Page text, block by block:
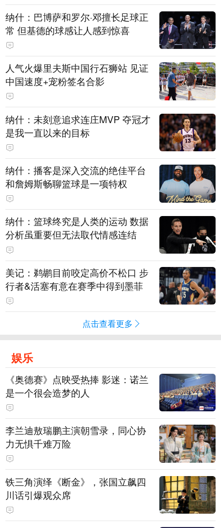
纳什：巴博萨和罗尔·邓擅长足球正
常 但基德的球感让人感到惊喜
人气火爆里夫斯中国行石狮站 见证
中国速度+宠粉签名合影
纳什：未刻意追求连庄MVP 夺冠才
是我一直以来的目标
纳什：播客是深入交流的绝佳平台
和詹姆斯畅聊篮球是一项特权
纳什：篮球终究是人类的运动 数据
分析虽重要但无法取代情感连结
美记：鹈鹕目前咬定高价不松口 步
行者&活塞有意在赛季中得到墨菲
点击查看更多
娱乐
《奥德赛》点映受热捧 影迷：诺兰
是一个很会造梦的人
李兰迪敖瑞鹏主演朝雪录，同心协
力无惧千难万险
铁三角演绎《断金》，张国立飙四
川话引爆观众席